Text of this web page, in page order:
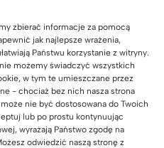
zbierać informacje za pomocą
jak najlepsze wrażenia,
Państwu korzystanie z witryny.
możemy świadczyć wszystkich
w tym te umieszczane przez
- chociaż bez nich nasza strona
nie być dostosowana do Twoich
lub po prostu kontynuując
wyrażają Państwo zgodę na
odwiedzić naszą stronę z
3.999zł
do
4.349zł
Czarny, mobilny
kontener z szufladami
Loft Office
Oceniono
(52)
1.259zł